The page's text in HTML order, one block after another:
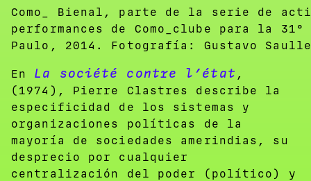
Como_ Bienal, parte de la serie de
performances de Como_clube para la
Paulo, 2014. Fotografía: Gustavo Saulle/
En La société contre l’état ,
(1974), Pierre Clastres describe la
especificidad de los sistemas y
organizaciones políticas de la
mayoría de sociedades amerindias, su
desprecio por cualquier
centralización del poder (político) y